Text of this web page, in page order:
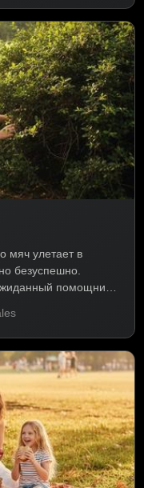
мяч улетает в
безуспешно.
помощник
играх и
модальный глагол